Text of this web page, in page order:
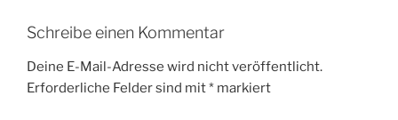
Schreibe einen Kommentar
Deine E-Mail-Adresse wird nicht veröffentlicht.
Erforderliche Felder sind mit* markiert